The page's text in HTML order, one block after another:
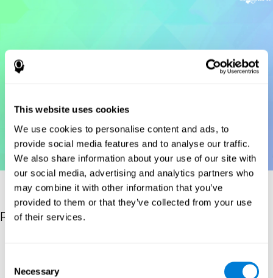
This website uses cookies
We use cookies to personalise content and ads, to
provide social media features and to analyse our traffic.
We also share information about your use of our site with
our social media, advertising and analytics partners who
may combine it with other information that you’ve
provided to them or that they’ve collected from your use
of their services.
Selection
Necessary
Referências
Corporation.